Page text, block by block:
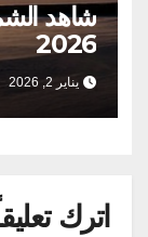
2026
يناير 2, 2026
اترك